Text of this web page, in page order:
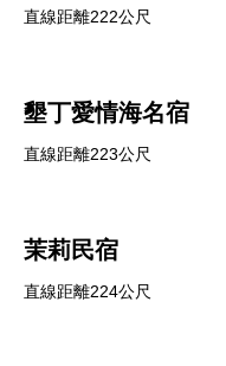
直線距離222公尺
墾丁愛情海名宿
直線距離223公尺
茉莉民宿
直線距離224公尺